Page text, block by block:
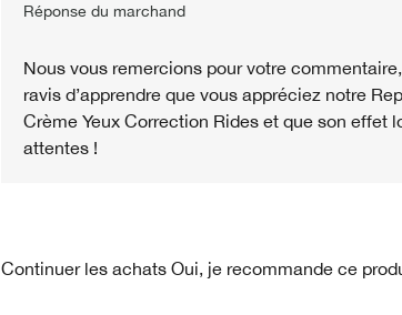
Réponse du marchand
Nous vous remercions pour votre
ravis d’apprendre que vous appréciez notre
Crème Yeux Correction Rides et que son effet
attentes !
Continuer les achats Oui, je recommande ce